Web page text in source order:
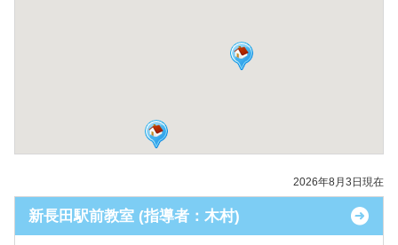
2026年8月3日現在
新長田駅前教室 (指導者：木村)